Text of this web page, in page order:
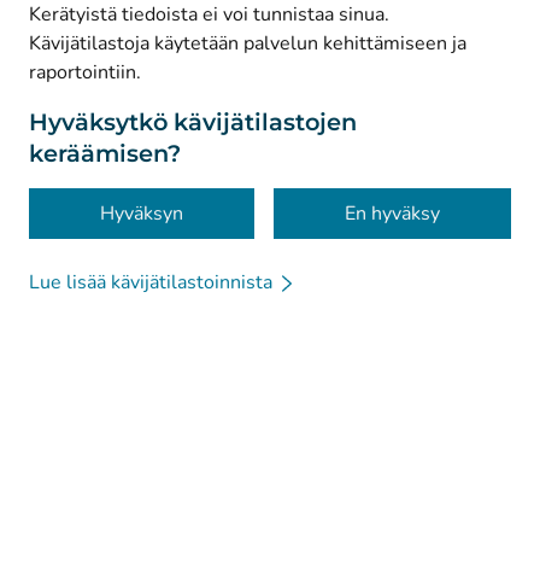
Kerätyistä tiedoista ei voi tunnistaa sinua.
Kävijätilastoja käytetään palvelun kehittämiseen ja
raportointiin.
Hyväksytkö kävijätilastojen
keräämisen?
Hyväksyn En hyväksy
Lue lisää kävijätilastoinnista
© Kanta-Palvelut, Kansaneläkelaitos
Tietosuoja
Tietoa sivustosta
Saavutettavuus
Evästeet